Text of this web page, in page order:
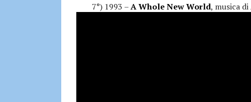
7°) 1993 –A Whole New World, musica